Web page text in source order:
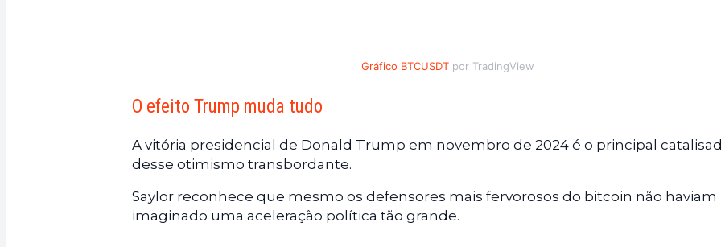
Gráfico BTCUSDTpor TradingView
O efeito Trump muda tudo
A vitória presidencial de Donald Trump em novembro de 2024 é o principal
desse otimismo transbordante.
Saylor reconhece que mesmo os defensores mais fervorosos do bitcoin não haviam
imaginado uma aceleração política tão grande.